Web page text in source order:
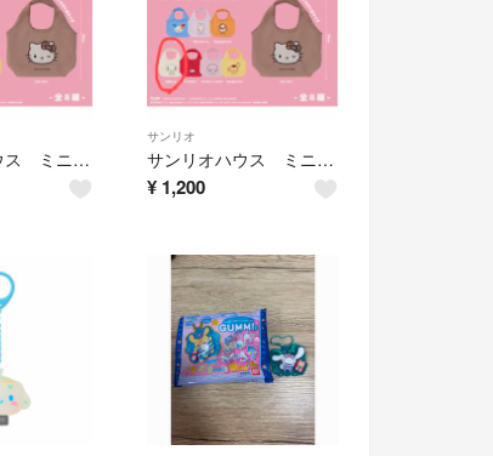
サンリオハウス ミニエコバッグ2 マイスウィートピアノ
サンリオ
サンリオハウス ミニエコバッグ2 こぎみゅん
¥ 1,200